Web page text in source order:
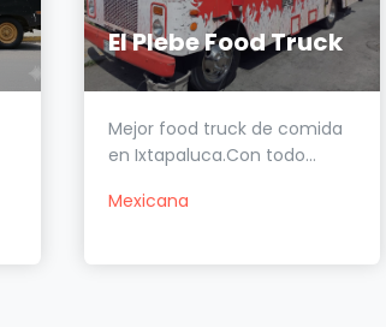
El Plebe Food Truck
Mejor food truck de comida
en Ixtapaluca.Con todo...
Mexicana